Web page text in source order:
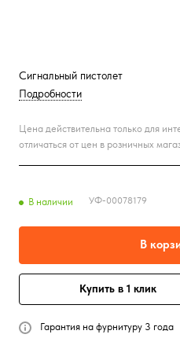
Сигнальный пистолет
Подробности
Цена действительна только для
отличаться от цен в розничных
В наличии УФ-00078179
В
Купить в 1 клик
Гарантия на фурнитуру 3 года